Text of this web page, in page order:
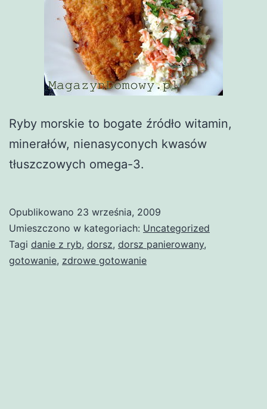
Ryby morskie to bogate źródło witamin,
minerałów, nienasyconych kwasów
tłuszczowych omega-3.
Opublikowano 23 września, 2009
Umieszczono w kategoriach: Uncategorized
Tagi danie z ryb, dorsz, dorsz panierowany,
gotowanie, zdrowe gotowanie